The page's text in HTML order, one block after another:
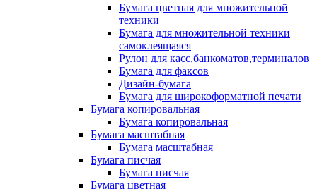
Бумага цветная для множительной
техники
Бумага для множительной техники
самоклеящаяся
Рулон для касс,банкоматов,терминалов
Бумага для факсов
Дизайн-бумага
Бумага для широкоформатной печати
Бумага копировальная
Бумага копировальная
Бумага масштабная
Бумага масштабная
Бумага писчая
Бумага писчая
Бумага цветная